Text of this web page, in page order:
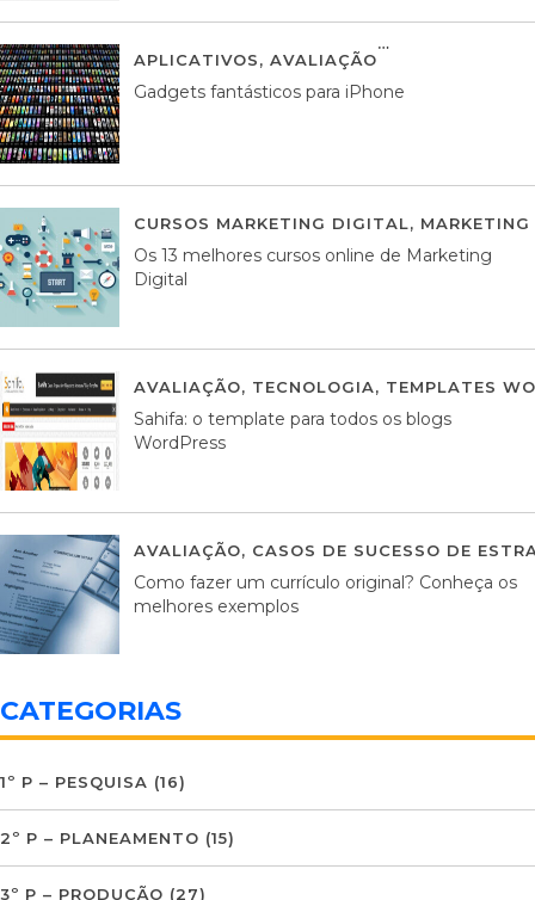
APLICATIVOS, AVALIAÇÃO
Gadgets fantásticos para iPhone
CURSOS MARKETING DIGITAL,
Os 13 melhores cursos online de Marketing
Digital
AVALIAÇÃO, TECNOLOGIA, TEMPLATES
Sahifa: o template para todos os blogs
WordPress
AVALIAÇÃO, CASOS DE SUCESSO DE
Como fazer um currículo original? Conheça os
melhores exemplos
CATEGORIAS
1º P – PESQUISA (16)
2º P – PLANEAMENTO (15)
3º P – PRODUÇÃO (27)